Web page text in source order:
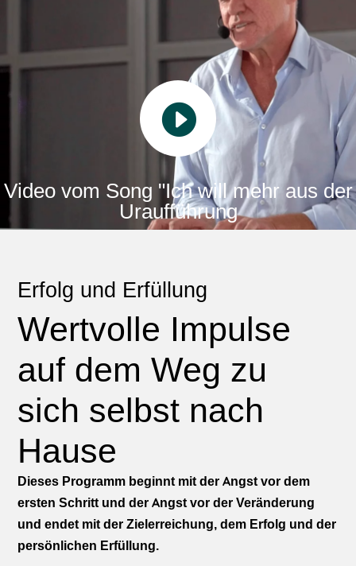

Video vom Song "Ich will mehr aus der
Uraufführung
Erfolg und Erfüllung
Wertvolle Impulse
auf dem Weg zu
sich selbst nach
Hause
Dieses Programm beginnt mit der Angst vor dem
ersten Schritt und der Angst vor der Veränderung
und endet mit der Zielerreichung, dem Erfolg und der
persönlichen Erfüllung.